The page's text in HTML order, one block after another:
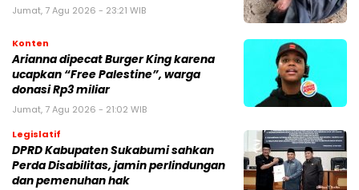
Jumat, 7 Agu 2026 - 23:21 WIB
Konten
Arianna dipecat Burger King karena
ucapkan “Free Palestine”, warga
donasi Rp3 miliar
Jumat, 7 Agu 2026 - 21:02 WIB
Legislatif
DPRD Kabupaten Sukabumi sahkan
Perda Disabilitas, jamin perlindungan
dan pemenuhan hak